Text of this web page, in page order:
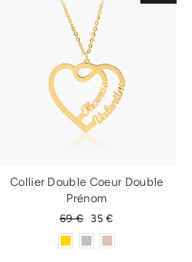
Collier Double Coeur Double
Prénom
Prix
régulier
69 €
Prix
réduit
35 €